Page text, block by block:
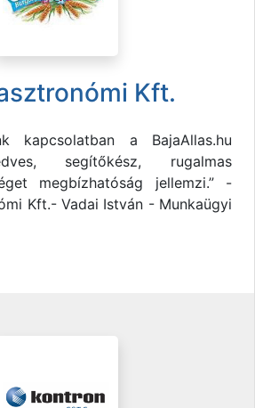
Kft.
kapcsolatban a BajaAllas.hu
segítőkész, rugalmas
megbízhatóság jellemzi.” -
Kft.- Vadai István - Munkaügyi